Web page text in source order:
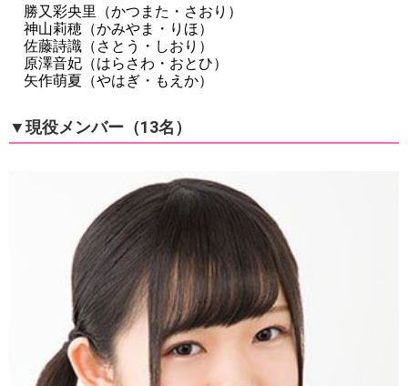
勝又彩央里（かつまた・さおり）
神山莉穂（かみやま・りほ）
佐藤詩識（さとう・しおり）
原澤音妃（はらさわ・おとひ）
矢作萌夏（やはぎ・もえか）
▼現役メンバー（13名）